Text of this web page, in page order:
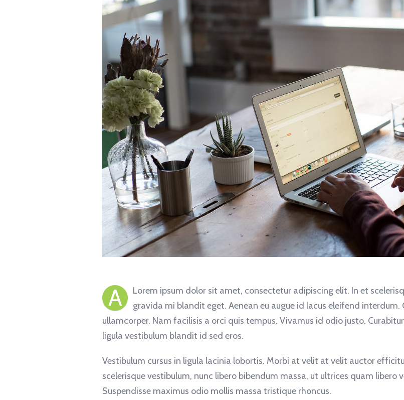
A
Lorem ipsum dolor sit amet, consectetur adipiscing elit. In et
gravida mi blandit eget. Aenean eu augue id lacus eleifend
ullamcorper. Nam facilisis a orci quis tempus. Vivamus id odio justo.
ligula vestibulum blandit id sed eros.
Vestibulum cursus in ligula lacinia lobortis. Morbi at velit at velit auctor
scelerisque vestibulum, nunc libero bibendum massa, ut ultrices quam libero
Suspendisse maximus odio mollis massa tristique rhoncus.